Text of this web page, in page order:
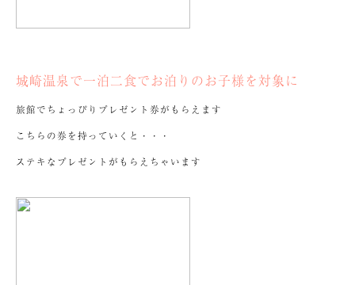
城崎温泉で一泊二食でお泊りのお子様を対象に
旅館でちょっぴりプレゼント券がもらえます
こちらの券を持っていくと・・・
ステキなプレゼントがもらえちゃいます